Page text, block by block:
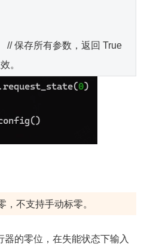
存所有参数，返回 True
。
，不支持手动标零。
器的零位，在失能状态下输入